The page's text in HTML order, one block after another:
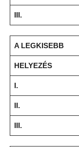
III.
A LEGKISEBB
HELYEZÉS
I.
II.
III.